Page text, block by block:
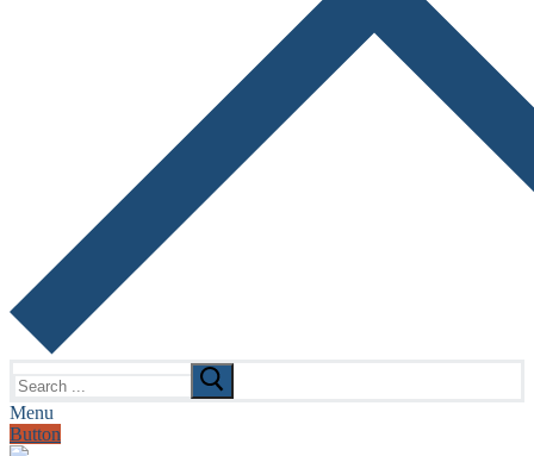
for:
Menu
Button